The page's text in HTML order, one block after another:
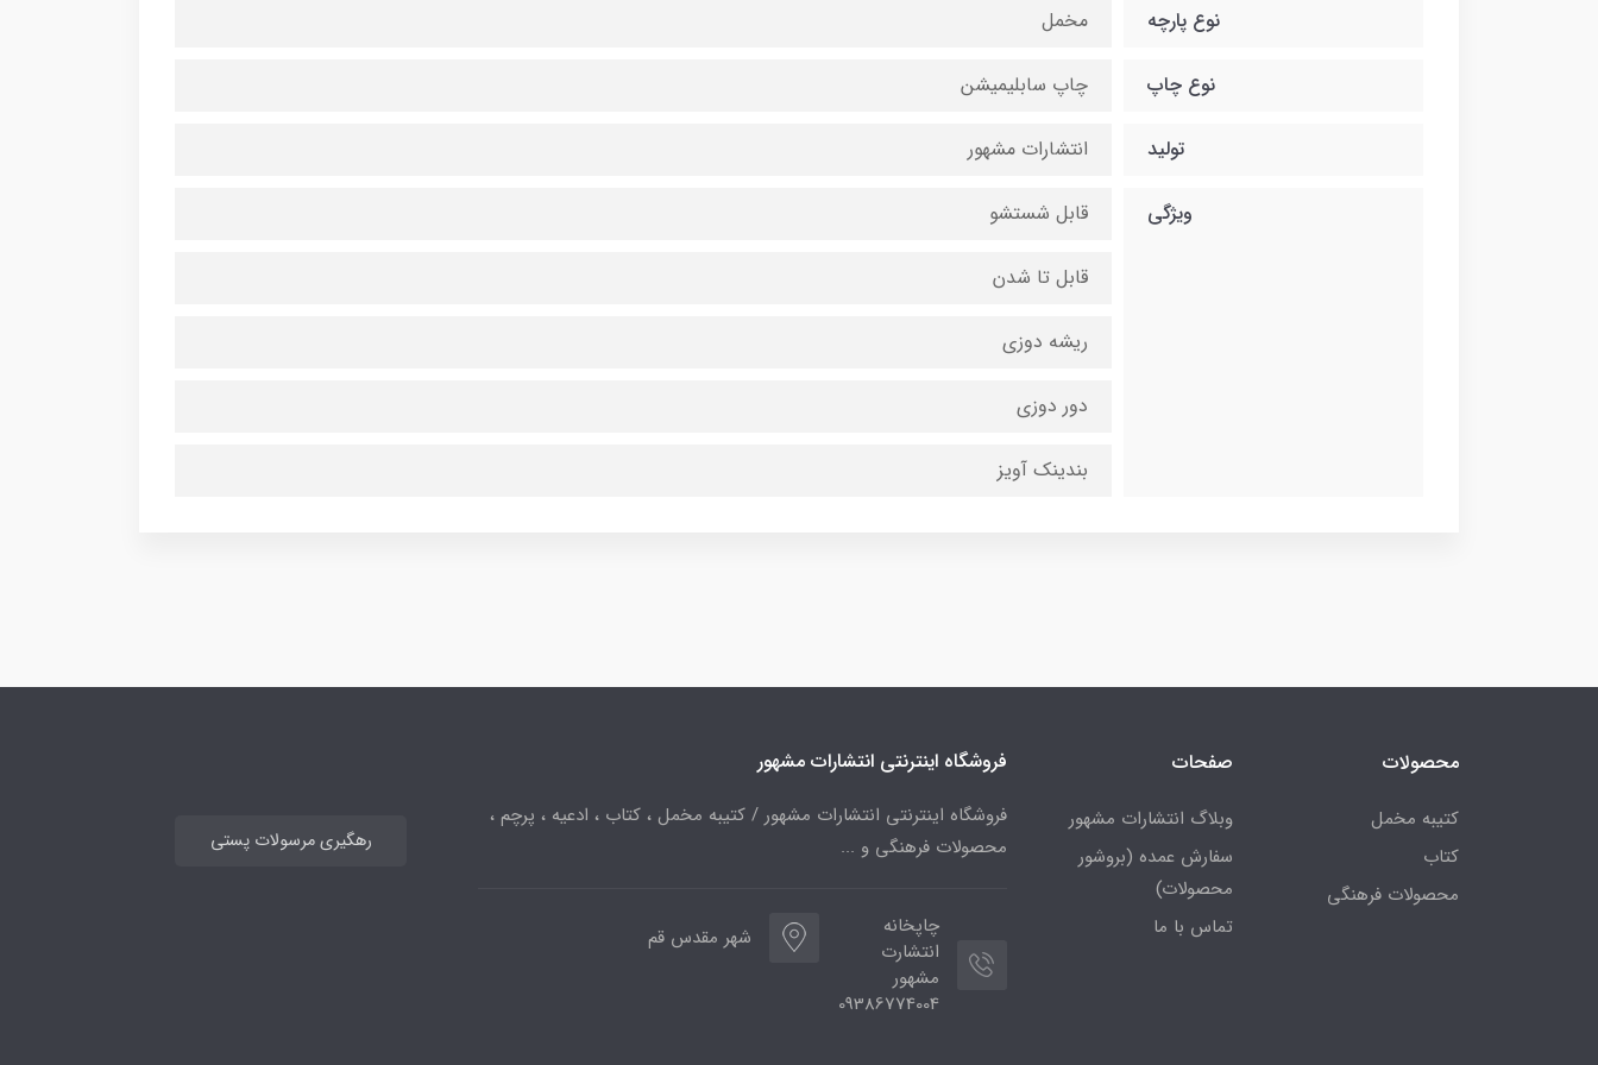
نوع پارچه مخمل
نوع چاپ چاپ سابلیمیشن
تولید انتشارات مشهور
ویژگی قابل شستشو
قابل تا شدن
ریشه دوزی
دور دوزی
بندینک آویز
محصولات
کتیبه مخمل
کتاب
محصولات فرهنگی
صفحات
وبلاگ انتشارات مشهور
سفارش عمده (بروشور
محصولات)
تماس با ما
فروشگاه اینترنتی انتشارات مشهور
فروشگاه اینترنتی انتشارات مشهور / کتیبه مخمل ، کتاب ، ادعیه ، پرچم ،
محصولات فرهنگی و ...
چاپخانه
انتشارت
مشهور
09386774004
شهر مقدس قم
رهگیری مرسولات پستی